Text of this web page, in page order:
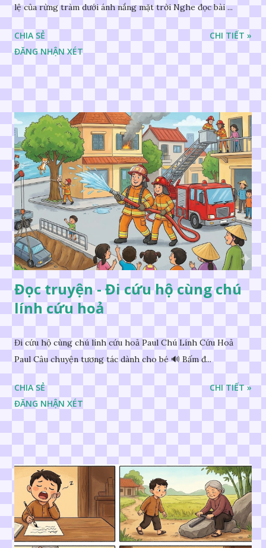
lệ của rừng tràm dưới ánh nắng mặt trời Nghe đọc bài ...
CHIA SẺ
ĐĂNG NHẬN XÉT
CHI TIẾT »
Đọc truyện - Đi cứu hộ cùng chú
lính cứu hoả
Đi cứu hộ cùng chú lính cứu hoả Paul Chú Lính Cứu Hoả
Paul Câu chuyện tương tác dành cho bé 🔊 Bấm đ...
CHIA SẺ
ĐĂNG NHẬN XÉT
CHI TIẾT »